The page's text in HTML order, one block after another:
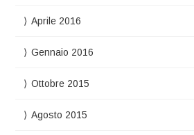
Aprile 2016
Gennaio 2016
Ottobre 2015
Agosto 2015